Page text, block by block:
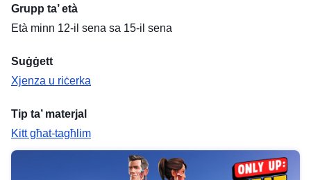
Grupp ta’ età
Età minn 12-il sena sa 15-il sena
Suġġett
Xjenza u riċerka
Tip ta’ materjal
Kitt għat-tagħlim